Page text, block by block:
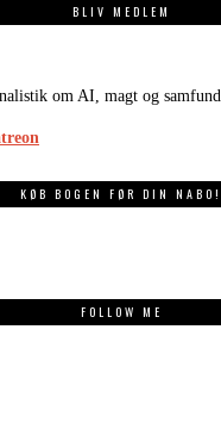
BLIV MEDLEM
om AI, magt og samfund.
KØB BOGEN FØR DIN NABO!
FOLLOW ME